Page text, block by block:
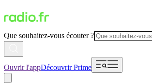
Que souhaitez-vous écouter ?
Ouvrir l'appDécouvrir Prime